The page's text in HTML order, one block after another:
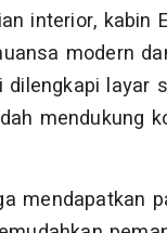
interior, kabin
modern
dilengkapi layar
mendukung
mendapatkan